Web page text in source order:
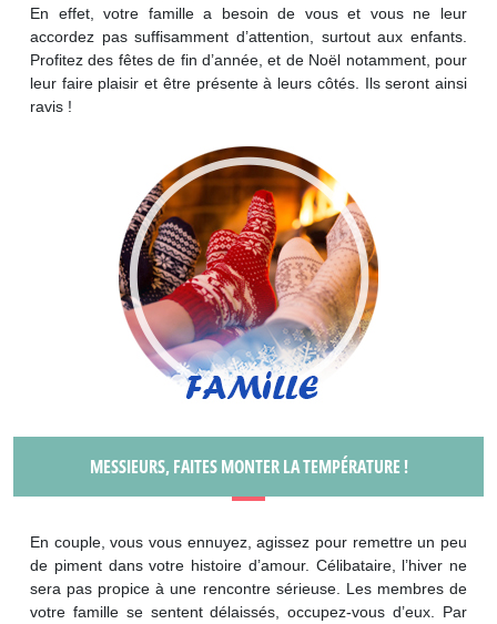
En effet, votre famille a besoin de vous et vous ne leur
accordez pas suffisamment d’attention, surtout aux enfants.
Profitez des fêtes de fin d’année, et de Noël notamment, pour
leur faire plaisir et être présente à leurs côtés. Ils seront ainsi
ravis !
MESSIEURS, FAITES MONTER LA TEMPÉRATURE !
En couple, vous vous ennuyez, agissez pour remettre un peu
de piment dans votre histoire d’amour. Célibataire, l’hiver ne
sera pas propice à une rencontre sérieuse. Les membres de
votre famille se sentent délaissés, occupez-vous d’eux. Par